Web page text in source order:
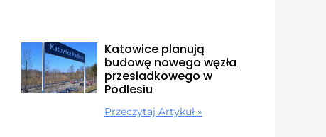
Katowice planują
budowę nowego węzła
przesiadkowego w
Podlesiu
Przeczytaj Artykuł »